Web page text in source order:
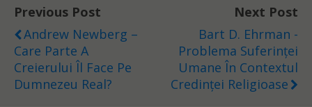
Previous Post
Andrew Newberg –
Care Parte A
Creierului Îl Face Pe
Dumnezeu Real?
Next Post
Bart D. Ehrman -
Problema Suferinței
Umane În Contextul
Credinței Religioase